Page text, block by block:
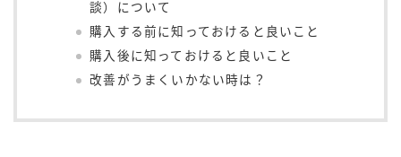
談）について
購入する前に知っておけると良いこと
購入後に知っておけると良いこと
改善がうまくいかない時は？